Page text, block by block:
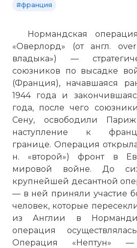
#франция
Нормандская
«Оверлорд» (от англ.
владыка») —
союзников по высадке
(Франция), начавшаяся
1944 года и
года, после чего
Сену, освободили
наступление к
границе. Операция
н. «второй») фронт в
мировой войне. До
крупнейшей десантной
— в ней приняли участие
человек, которые
из Англии в
операция
Операция «Нептун»